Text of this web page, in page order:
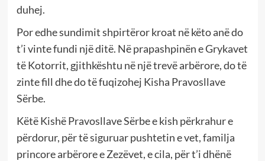
duhej.
Por edhe sundimit shpirtëror kroat në këto anë do
t’i vinte fundi një ditë. Në prapashpinën e Grykavet
të Kotorrit, gjithkështu në një trevë arbërore, do të
zinte fill dhe do të fuqizohej Kisha Pravosllave
Sërbe.
Këtë Kishë Pravosllave Sërbe e kish përkrahur e
përdorur, për të siguruar pushtetin e vet, familja
princore arbërore e Zezëvet, e cila, për t’i dhënë